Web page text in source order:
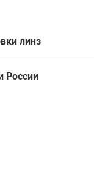
линз
ваших линз
России